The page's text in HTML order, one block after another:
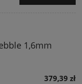
1,6mm
379,39 zł